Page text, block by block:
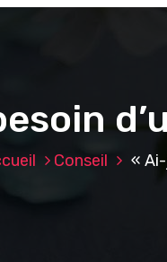
Conseil «